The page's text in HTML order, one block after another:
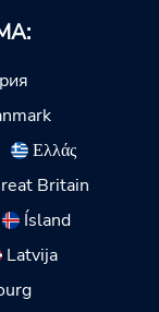
Ελλάς
Britain
Ísland
Latvija